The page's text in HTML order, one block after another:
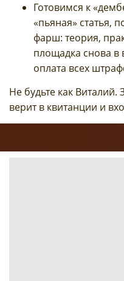
Готовимся к
«пьяная» статья,
фарш: теория,
площадка снова
оплата всех
Не будьте как
верит в квитанции и